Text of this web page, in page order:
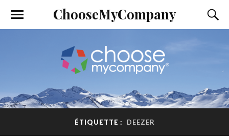
ChooseMyCompany
ÉTIQUETTE : DEEZER